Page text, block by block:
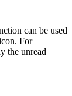
can be used
For
the unread